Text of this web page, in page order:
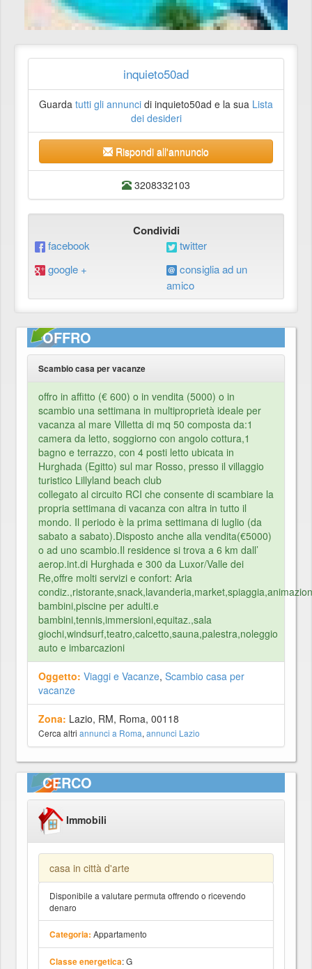
inquieto50ad
Guarda tutti gli annunci di inquieto50ad e la sua Lista
dei desideri
Rispondi all'annuncio
3208332103
Condividi
facebook
twitter
google +
consiglia ad un
amico
OFFRO
Scambio casa per vacanze
offro in affitto (€ 600) o in vendita (5000) o in
scambio una settimana in multiproprietà ideale per
vacanza al mare Villetta di mq 50 composta da:1
camera da letto, soggiorno con angolo cottura,1
bagno e terrazzo, con 4 posti letto ubicata in
Hurghada (Egitto) sul mar Rosso, presso il villaggio
turistico Lillyland beach club
collegato al circuito RCI che consente di scambiare la
propria settimana di vacanza con altra in tutto il
mondo. Il periodo è la prima settimana di luglio (da
sabato a sabato).Disposto anche alla vendita(€5000)
o ad uno scambio.Il residence si trova a 6 km dall’
aerop.int.di Hurghada e 300 da Luxor/Valle dei
Re,offre molti servizi e confort: Aria
bambini,piscine per adulti.e
bambini,tennis,immersioni,equitaz.,sala
giochi,windsurf,teatro,calcetto,sauna,palestra,noleggio
auto e imbarcazioni
Oggetto: Viaggi e Vacanze, Scambio casa per
vacanze
Zona: Lazio, RM, Roma, 00118
Cerca altri annunci a Roma, annunci Lazio
CERCO
Immobili
casa in città d'arte
Disponibile a valutare permuta offrendo o ricevendo
denaro
Categoria: Appartamento
Classe energetica: G